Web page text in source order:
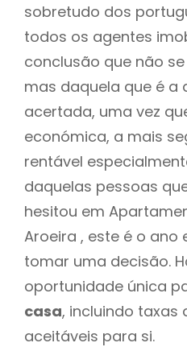
sobretudo dos
todos os agentes
conclusão que não
mas daquela que é a
acertada, uma vez
económica, a mais
rentável
daquelas pessoas
hesitou em
Aroeira , este é o ano
tomar uma decisão.
oportunidade única
casa, incluindo taxas
aceitáveis para si.